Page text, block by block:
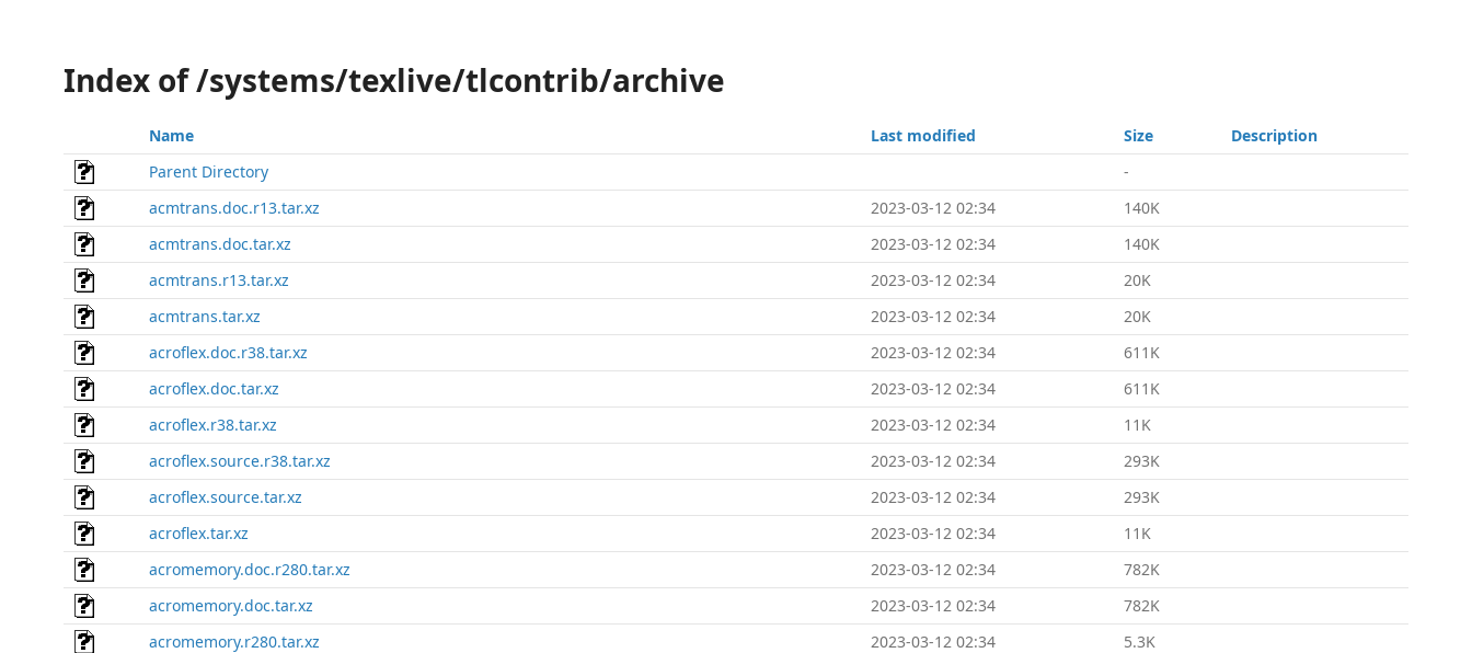
Index of /systems/texlive/tlcontrib/archive
Name Last modified Size
Description
Parent Directory
-
acmtrans.doc.r13.tar.xz
2023-03-12 02:34
140K
acmtrans.doc.tar.xz
2023-03-12 02:34
140K
acmtrans.r13.tar.xz
2023-03-12 02:34
20K
acmtrans.tar.xz
2023-03-12 02:34
20K
acroflex.doc.r38.tar.xz
2023-03-12 02:34
611K
acroflex.doc.tar.xz
2023-03-12 02:34
611K
acroflex.r38.tar.xz
2023-03-12 02:34
11K
acroflex.source.r38.tar.xz
2023-03-12 02:34
293K
acroflex.source.tar.xz
2023-03-12 02:34
293K
acroflex.tar.xz
2023-03-12 02:34
11K
acromemory.doc.r280.tar.xz
2023-03-12 02:34
782K
acromemory.doc.tar.xz
2023-03-12 02:34
782K
acromemory.r280.tar.xz
2023-03-12 02:34
5.3K